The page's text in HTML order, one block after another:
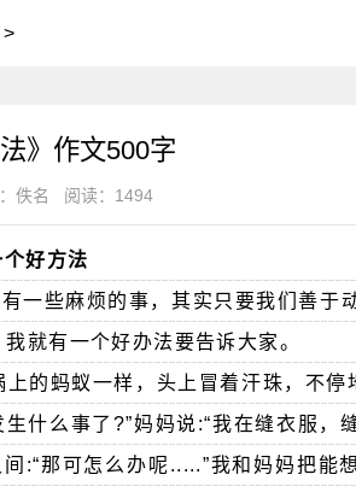
》作文500字
佚名 阅读：1494
好方法
一些麻烦的事，其实只要我们善于
就有一个好办法要告诉大家。
的蚂蚁一样，头上冒着汗珠，不停
什么事了?”妈妈说:“我在缝衣服，
:“那可怎么办呢.....”我和妈妈把能